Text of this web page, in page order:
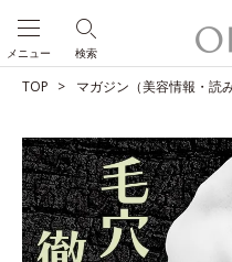
検索
メニュー
TOP マガジン（美容情報・読